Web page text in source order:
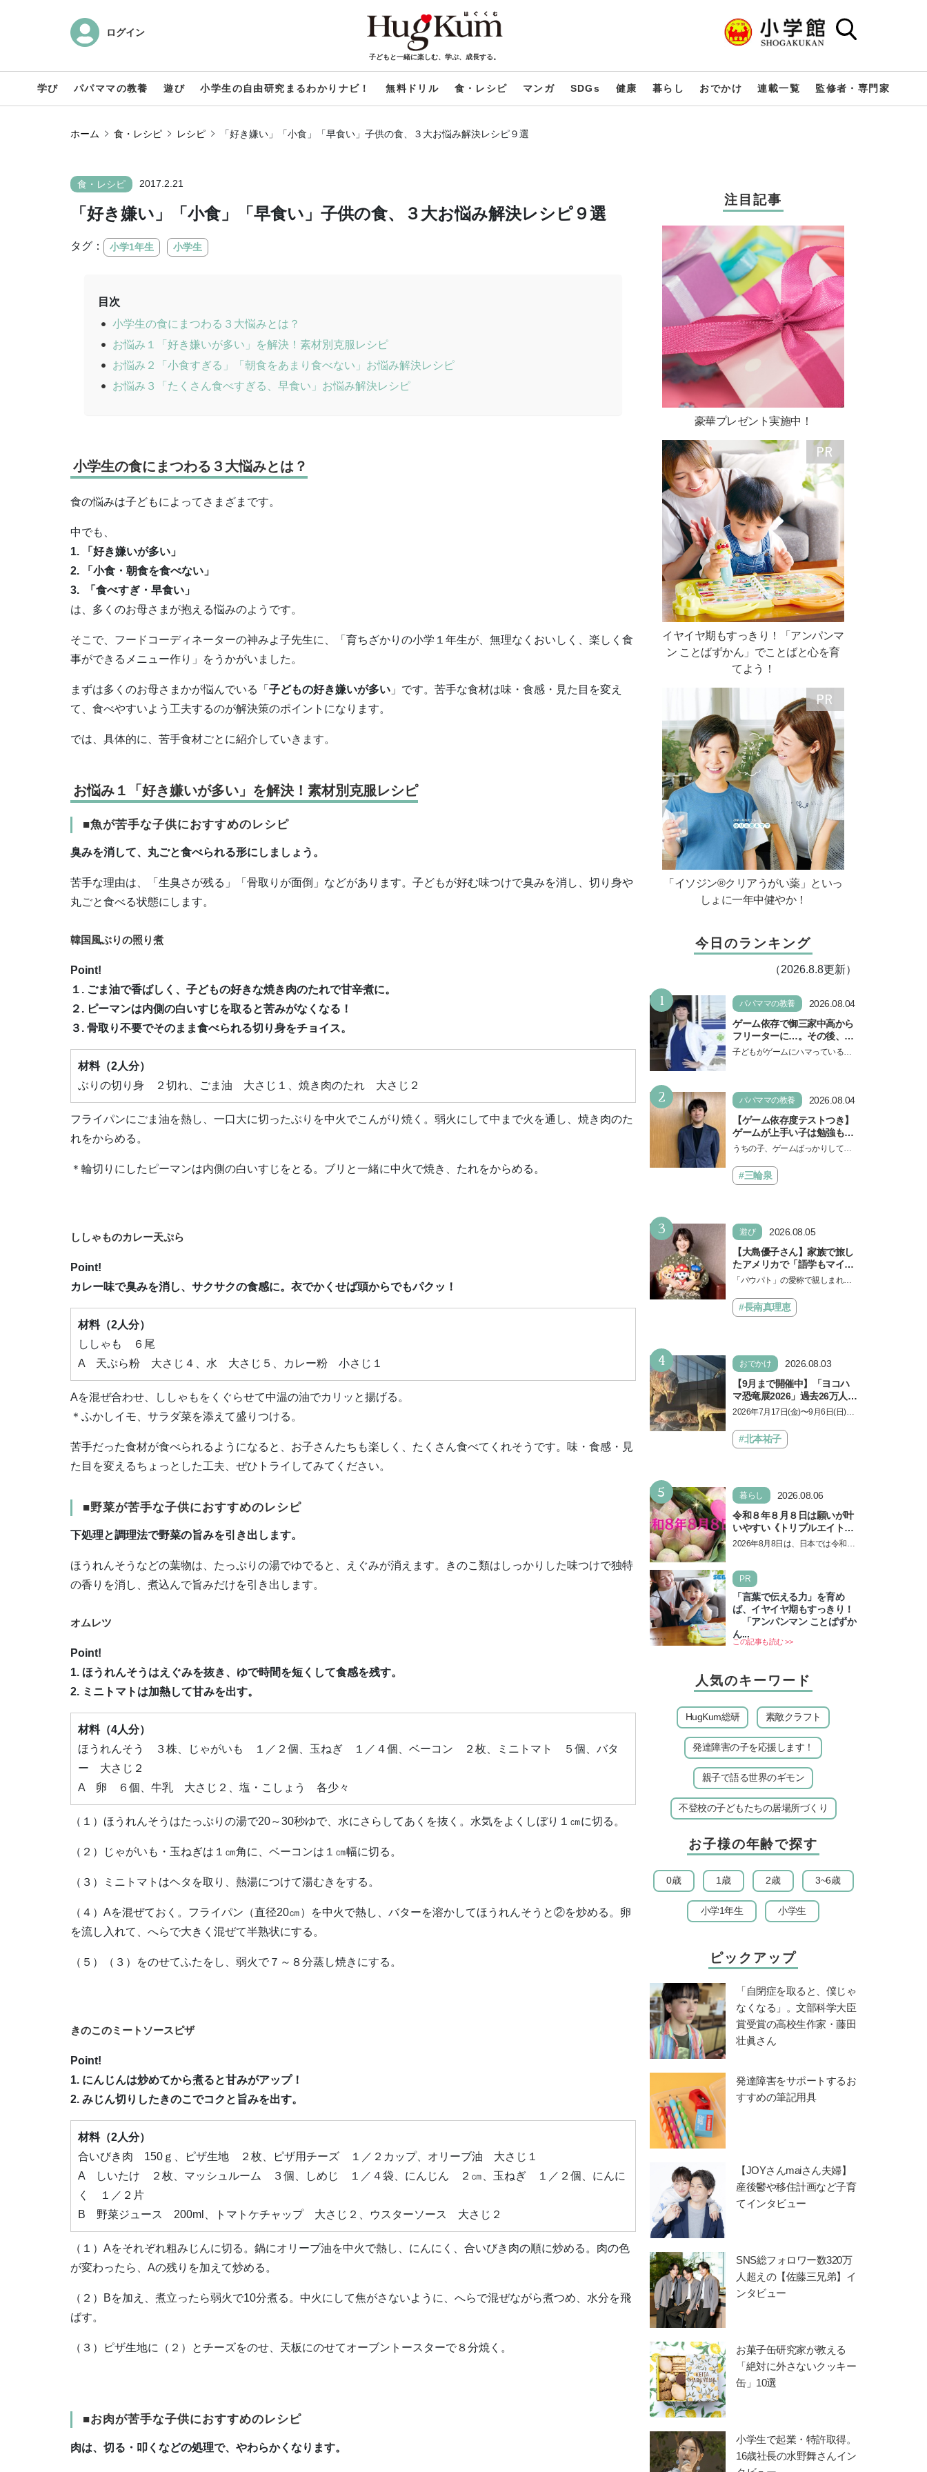
ログイン
子どもと一緒に楽しむ、学ぶ、成長する。
学び パパママの教養 遊び 小学生の自由研究まるわかりナビ！ 無料ドリル 食・レシピ マンガ SDGs 健康 暮らし おでかけ 連載一覧 監修者・専門家
ホーム 食・レシピ レシピ 「好き嫌い」「小食」「早食い」子供の食、３大お悩み解決レシピ９選
食・レシピ 2017.2.21
「好き嫌い」「小食」「早食い」子供の食、３大お悩み解決レシピ９選
タグ： 小学1年生 小学生
目次
小学生の食にまつわる３大悩みとは？
お悩み１「好き嫌いが多い」を解決！素材別克服レシピ
お悩み２「小食すぎる」「朝食をあまり食べない」お悩み解決レシピ
お悩み３「たくさん食べすぎる、早食い」お悩み解決レシピ
小学生の食にまつわる３大悩みとは？
食の悩みは子どもによってさまざまです。
中でも、
1. 「好き嫌いが多い」
2. 「小食・朝食を食べない」
3. 「食べすぎ・早食い」
は、多くのお母さまが抱える悩みのようです。
そこで、フードコーディネーターの神みよ子先生に、「育ちざかりの小学１年生が、無理なくおいしく、楽しく食
事ができるメニュー作り」をうかがいました。
まずは多くのお母さまかが悩んでいる「 子どもの好き嫌いが多い 」です。苦手な食材は味・食感・見た目を変え
て、食べやすいよう工夫するのが解決策のポイントになります。
では、具体的に、苦手食材ごとに紹介していきます。
お悩み１「好き嫌いが多い」を解決！素材別克服レシピ
■魚が苦手な子供におすすめのレシピ
臭みを消して、丸ごと食べられる形にしましょう。
苦手な理由は、「生臭さが残る」「骨取りが面倒」などがあります。子どもが好む味つけで臭みを消し、切り身や
丸ごと食べる状態にします。
韓国風ぶりの照り煮
Point!
１. ごま油で香ばしく、子どもの好きな焼き肉のたれで甘辛煮に。
２. ピーマンは内側の白いすじを取ると苦みがなくなる！
３. 骨取り不要でそのまま食べられる切り身をチョイス。
材料（2人分）
ぶりの切り身 ２切れ、ごま油 大さじ１、焼き肉のたれ 大さじ２
フライパンにごま油を熱し、一口大に切ったぶりを中火でこんがり焼く。弱火にして中まで火を通し、焼き肉のた
れをからめる。
＊輪切りにしたピーマンは内側の白いすじをとる。ブリと一緒に中火で焼き、たれをからめる。
ししゃものカレー天ぷら
Point!
カレー味で臭みを消し、サクサクの食感に。衣でかくせば頭からでもパクッ！
材料（2人分）
ししゃも ６尾
A 天ぷら粉 大さじ４、水 大さじ５、カレー粉 小さじ１
Aを混ぜ合わせ、ししゃもをくぐらせて中温の油でカリッと揚げる。
＊ふかしイモ、サラダ菜を添えて盛りつける。
苦手だった食材が食べられるようになると、お子さんたちも楽しく、たくさん食べてくれそうです。味・食感・見
た目を変えるちょっとした工夫、ぜひトライしてみてください。
■野菜が苦手な子供におすすめのレシピ
下処理と調理法で野菜の旨みを引き出します。
ほうれんそうなどの葉物は、たっぷりの湯でゆでると、えぐみが消えます。きのこ類はしっかりした味つけで独特
の香りを消し、煮込んで旨みだけを引き出します。
オムレツ
Point!
1. ほうれんそうはえぐみを抜き、ゆで時間を短くして食感を残す。
2. ミニトマトは加熱して甘みを出す。
材料（4人分）
ほうれんそう ３株、じゃがいも １／２個、玉ねぎ １／４個、ベーコン ２枚、ミニトマト ５個、バタ
ー 大さじ２
A 卵 ６個、牛乳 大さじ２、塩・こしょう 各少々
（１）ほうれんそうはたっぷりの湯で20～30秒ゆで、水にさらしてあくを抜く。水気をよくしぼり１㎝に切る。
（２）じゃがいも・玉ねぎは１㎝角に、ベーコンは１㎝幅に切る。
（３）ミニトマトはヘタを取り、熱湯につけて湯むきをする。
（４）Aを混ぜておく。フライパン（直径20㎝）を中火で熱し、バターを溶かしてほうれんそうと②を炒める。卵
を流し入れて、へらで大きく混ぜて半熟状にする。
（５）（３）をのせてふたをし、弱火で７～８分蒸し焼きにする。
きのこのミートソースピザ
Point!
1. にんじんは炒めてから煮ると甘みがアップ！
2. みじん切りしたきのこでコクと旨みを出す。
材料（2人分）
合いびき肉 150ｇ、ピザ生地 ２枚、ピザ用チーズ １／２カップ、オリーブ油 大さじ１
A しいたけ ２枚、マッシュルーム ３個、しめじ １／４袋、にんじん ２㎝、玉ねぎ １／２個、にんに
く １／２片
B 野菜ジュース 200ml、トマトケチャップ 大さじ２、ウスターソース 大さじ２
（１）Aをそれぞれ粗みじんに切る。鍋にオリーブ油を中火で熱し、にんにく、合いびき肉の順に炒める。肉の色
が変わったら、Aの残りを加えて炒める。
（２）Bを加え、煮立ったら弱火で10分煮る。中火にして焦がさないように、へらで混ぜながら煮つめ、水分を飛
ばす。
（３）ピザ生地に（２）とチーズをのせ、天板にのせてオーブントースターで８分焼く。
■お肉が苦手な子供におすすめのレシピ
肉は、切る・叩くなどの処理で、やわらかくなります。
注目記事
豪華プレゼント実施中！
イヤイヤ期もすっきり！「アンパンマ
ン ことばずかん」でことばと心を育
てよう！
「イソジン®クリアうがい薬」といっ
しょに一年中健やか！
今日のランキング
（2026.8.8更新）
1 パパママの教養
2026.08.04
ゲーム依存で御三家中高から
フリーターに…。その後、医
学部へ逆転合格した現役医師
子どもがゲームにハマっている
2 パパママの教養
2026.08.04
【ゲーム依存度テストつき】
ゲームが上手い子は勉強もで
きる？御三家中高卒でゲーマ
えるゲームしながら受験で勝
つためのメソッド
うちの子、ゲームばっかりしてい
言し、子どもとトラブルになる家
庭は多いもの。でも…
#三輪泉
3 遊び
2026.08.05
【大島優子さん】家族で旅し
たアメリカで「語学もマイン
ドも！ 子どもの成長はすごか
『パウ・パトロール ザ・ダイ
ノ・ムービー』ではあきらめ
「パウパト」の愛称で親しまれる
の劇場版シリーズ第3弾、映画『パ
ウ・パトロール ザ…
#長南真理恵
4 おでかけ
2026.08.03
【9月まで開催中】「ヨコハ
マ恐竜展2026」過去26万人を
動員した恐竜展が9年ぶりに
しむポイントを完全ガイド
2026年7月17日(金)〜9月6日(日)、
「ヨコハマ恐竜展2026〜恐竜の食
卓大図鑑〜」が開催…
#北本祐子
5 暮らし
2026.08.06
令和８年８月８日は願いが叶
いやすい《トリプルエイト》
の日！ 13日の獅子座の新月
2026年8月8日は、日本では令和8
ズゲート」というとって…
PR
「言葉で伝える力」を育め
ば、イヤイヤ期もすっきり！
「アンパンマン ことばずか
ん...
この記事も読む >>
人気のキーワード
HugKum総研 素敵クラフト
発達障害の子を応援します！
親子で語る世界のギモン
不登校の子どもたちの居場所づくり
お子様の年齢で探す
0歳 1歳 2歳 3~6歳
小学1年生 小学生
ピックアップ
「自閉症を取ると、僕じゃ
なくなる」。文部科学大臣
賞受賞の高校生作家・藤田
壮眞さん
発達障害をサポートするお
すすめの筆記用具
【JOYさんmaiさん夫婦】
産後鬱や移住計画など子育
てインタビュー
SNS総フォロワー数320万
人超えの【佐藤三兄弟】イ
ンタビュー
お菓子缶研究家が教える
「絶対に外さないクッキー
缶」10選
小学生で起業・特許取得。
16歳社長の水野舞さんイン